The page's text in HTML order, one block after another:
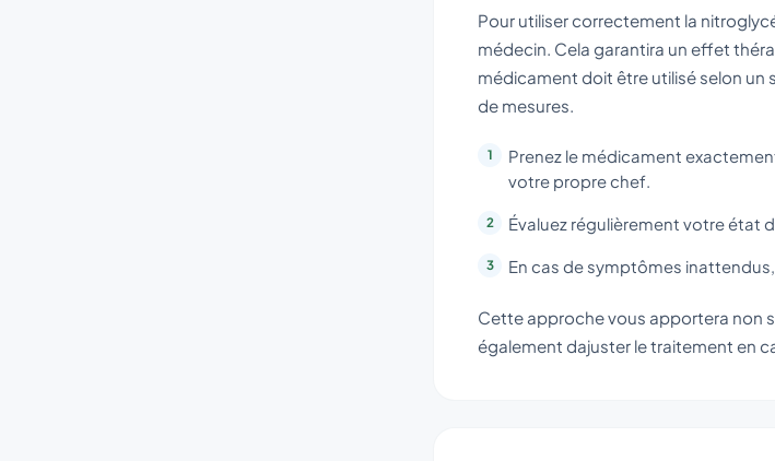
Pour utiliser correctement la
médecin. Cela garantira un effet
médicament doit être utilisé selon
de mesures.
Prenez le médicament
votre propre chef.
Évaluez régulièrement votre état
En cas de symptômes
Cette approche vous apportera non
également dajuster le traitement en